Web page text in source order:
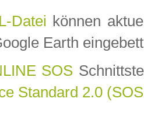
Datei können
Earth
SOS
Standard 2.0